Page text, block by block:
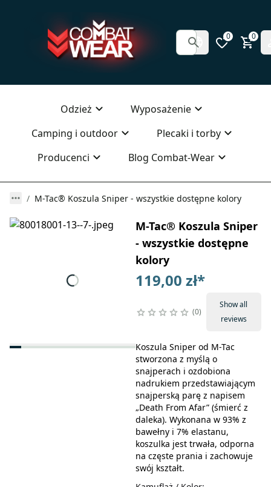
0 0
Odzież
Wyposażenie
Camping i outdoor
Plecaki i torby
Producenci
Blog Combat-Wear
M-Tac® Koszula Sniper - wszystkie dostępne kolory
M-Tac® Koszula Sniper
- wszystkie dostępne
kolory
119,00 zł*
0
Show all
reviews
Koszula Sniper od M-Tac
stworzona z myślą o
snajperach i ozdobiona
nadrukiem przedstawiającym
snajperską parę z napisem
„Death From Afar” (śmierć z
daleka). Wykonana w 93% z
bawełny i 7% elastanu,
koszulka jest trwała, odporna
na częste prania i zachowuje
swój kształt.